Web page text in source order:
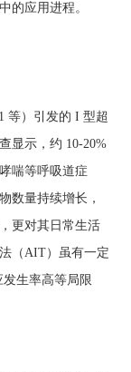
的应用进程。
等）引发的 I 型超
显示，约 10-20%
喘等呼吸道症
数量持续增长，
更对其日常生活
（AIT）虽有一定
生率高等局限